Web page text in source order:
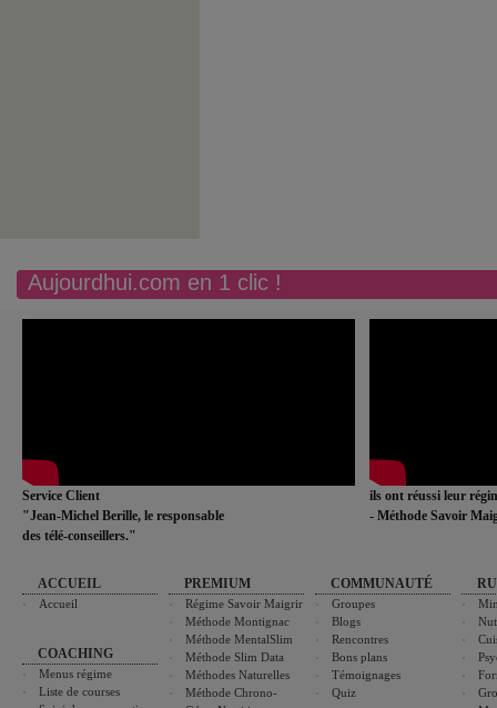
Aujourdhui.com en 1 clic !
Service Client
"Jean-Michel Berille, le responsable
des télé-conseillers."
ils ont réussi leur
- Méthode Savoir
ACCUEIL
Accueil
COACHING
Menus régime
Liste de courses
PREMIUM
Régime Savoir Maigrir
Méthode Montignac
Méthode MentalSlim
Méthode Slim Data
Méthodes Naturelles
Méthode Chrono-
COMMUNAUTÉ
Groupes
Blogs
Rencontres
Bons plans
Témoignages
Quiz